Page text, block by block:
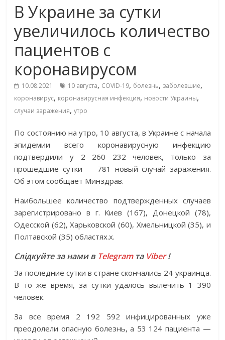
В Украине за сутки
увеличилось количество
пациентов с
коронавирусом
10.08.2021 10 августа, COVID-19, болезнь, заболевшие,
коронавирус, коронавирусная инфекция, новости Украины,
случаи заражения,утро
По состоянию на утро, 10 августа, в Украине с начала
эпидемии всего коронавирусную инфекцию
подтвердили у 2 260 232 человек, только за
прошедшие сутки — 781 новый случай заражения.
Об этом сообщает Минздрав.
Наибольшее количество подтвержденных случаев
зарегистрировано в г. Киев (167), Донецкой (78),
Одесской (62), Харьковской (60), Хмельницкой (35), и
Полтавской (35) областях.х.
Слідкуйте за нами в Telegramта Viber!
За последние сутки в стране скончались 24 украинца.
В то же время, за сутки удалось вылечить 1 390
человек.
За все время 2 192 592 инфицированных уже
преодолели опасную болезнь, а 53 124 пациента —